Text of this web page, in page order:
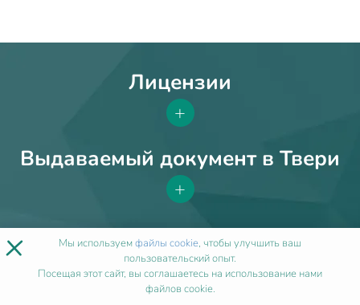
Лицензии
+
Выдаваемый документ в Твери
+
ОТЗЫВЫ
НАШИХ КЛИЕНТОВ
× Мы используемфайлы cookie, чтобы улучшить ваш
пользовательский опыт.
Посещая этот сайт, вы соглашаетесь на использование нами
файлов cookie.